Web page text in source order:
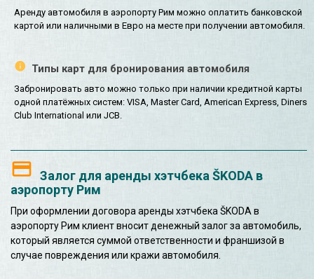
Аренду автомобиля в аэропорту Рим можно оплатить банковской
картой или наличными в Евро на месте при получении автомобиля.
Типы карт для бронирования автомобиля
Забронировать авто можно только при наличии кредитной карты
одной платёжных систем: VISA, Master Card, American Express, Diners
Club International или JCB.
Залог для аренды хэтчбека ŠKODA в
аэропорту Рим
При оформлении договора аренды хэтчбека ŠKODA в
аэропорту Рим клиент вносит денежный залог за автомобиль,
который является суммой ответственности и франшизой в
случае повреждения или кражи автомобиля.